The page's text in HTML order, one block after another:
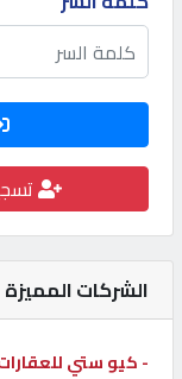
الاحصائيات
الأقسام
شركات
مميزة
إبحث
الشركات المميزة
- كيو ستي